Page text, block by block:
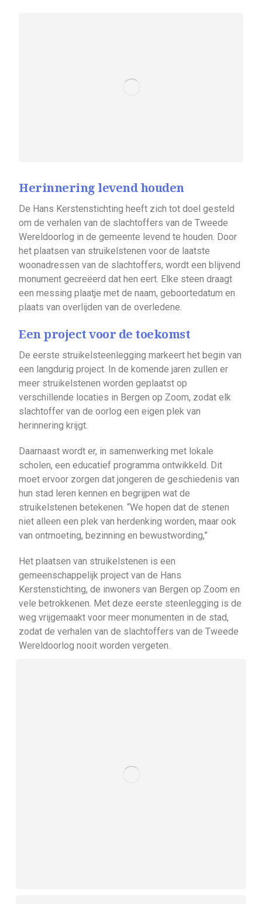
Herinnering levend houden
De Hans Kerstenstichting heeft zich tot doel gesteld
om de verhalen van de slachtoffers van de Tweede
Wereldoorlog in de gemeente levend te houden. Door
het plaatsen van struikelstenen voor de laatste
woonadressen van de slachtoffers, wordt een blijvend
monument gecreëerd dat hen eert. Elke steen draagt
een messing plaatje met de naam, geboortedatum en
plaats van overlijden van de overledene.
Een project voor de toekomst
De eerste struikelsteenlegging markeert het begin van
een langdurig project. In de komende jaren zullen er
meer struikelstenen worden geplaatst op
verschillende locaties in Bergen op Zoom, zodat elk
slachtoffer van de oorlog een eigen plek van
herinnering krijgt.
Daarnaast wordt er, in samenwerking met lokale
scholen, een educatief programma ontwikkeld. Dit
moet ervoor zorgen dat jongeren de geschiedenis van
hun stad leren kennen en begrijpen wat de
struikelstenen betekenen. “We hopen dat de stenen
niet alleen een plek van herdenking worden, maar ook
van ontmoeting, bezinning en bewustwording,”
Het plaatsen van struikelstenen is een
gemeenschappelijk project van de Hans
Kerstenstichting, de inwoners van Bergen op Zoom en
vele betrokkenen. Met deze eerste steenlegging is de
weg vrijgemaakt voor meer monumenten in de stad,
zodat de verhalen van de slachtoffers van de Tweede
Wereldoorlog nooit worden vergeten.